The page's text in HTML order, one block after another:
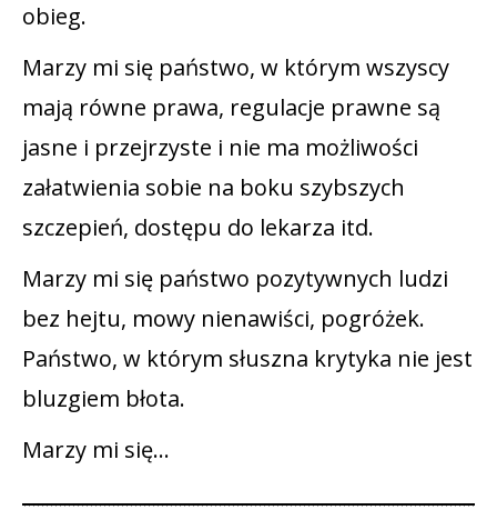
obieg.
Marzy mi się państwo, w którym wszyscy
mają równe prawa, regulacje prawne są
jasne i przejrzyste i nie ma możliwości
załatwienia sobie na boku szybszych
szczepień, dostępu do lekarza itd.
Marzy mi się państwo pozytywnych ludzi
bez hejtu, mowy nienawiści, pogróżek.
Państwo, w którym słuszna krytyka nie jest
bluzgiem błota.
Marzy mi się…